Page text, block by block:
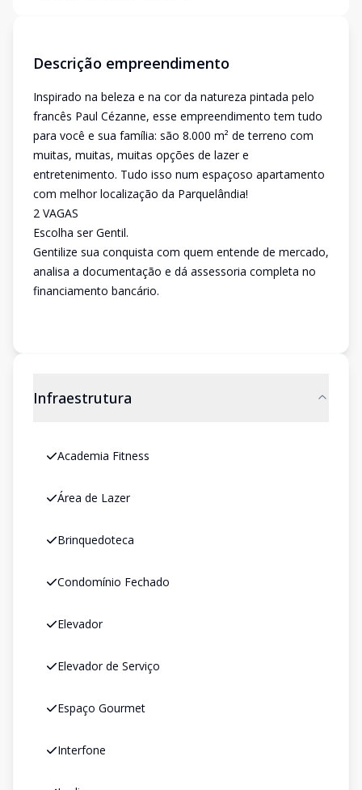
Descrição empreendimento
Inspirado na beleza e na cor da natureza pintada pelo
francês Paul Cézanne, esse empreendimento tem tudo
para você e sua família: são 8.000 m² de terreno com
muitas, muitas, muitas opções de lazer e
entretenimento. Tudo isso num espaçoso apartamento
com melhor localização da Parquelândia!
2 VAGAS
Escolha ser Gentil.
Gentilize sua conquista com quem entende de mercado,
analisa a documentação e dá assessoria completa no
financiamento bancário.
Infraestrutura
Academia Fitness
Área de Lazer
Brinquedoteca
Condomínio Fechado
Elevador
Elevador de Serviço
Espaço Gourmet
Interfone